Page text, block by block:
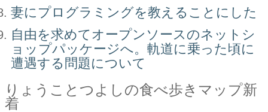
妻にプログラミングを教えることにした
自由を求めてオープンソースのネットシ
ョップパッケージへ。軌道に乗った頃に
遭遇する問題について
りょうことつよしの食べ歩きマップ新
着